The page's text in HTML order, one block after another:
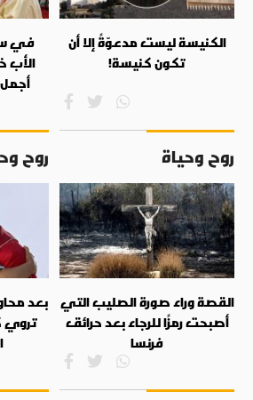
الكنيسة ليست مدعوّةً إلا أن
تكون كنيسة!
في
الأب
روح وحياة
القصة وراء صورة الصليب التي
أصبحت رمزًا للرجاء بعد حرائق
فرنسا
روح
بعد
تروي